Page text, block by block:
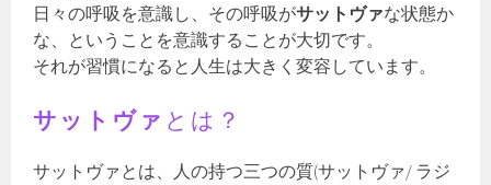
日々の呼吸を意識し、その呼吸がサットヴァな状態か
な、ということを意識することが大切です。
それが習慣になると人生は大きく変容しています。
サットヴァ とは？
サットヴァとは、人の持つ三つの質(サットヴァ/ ラジ